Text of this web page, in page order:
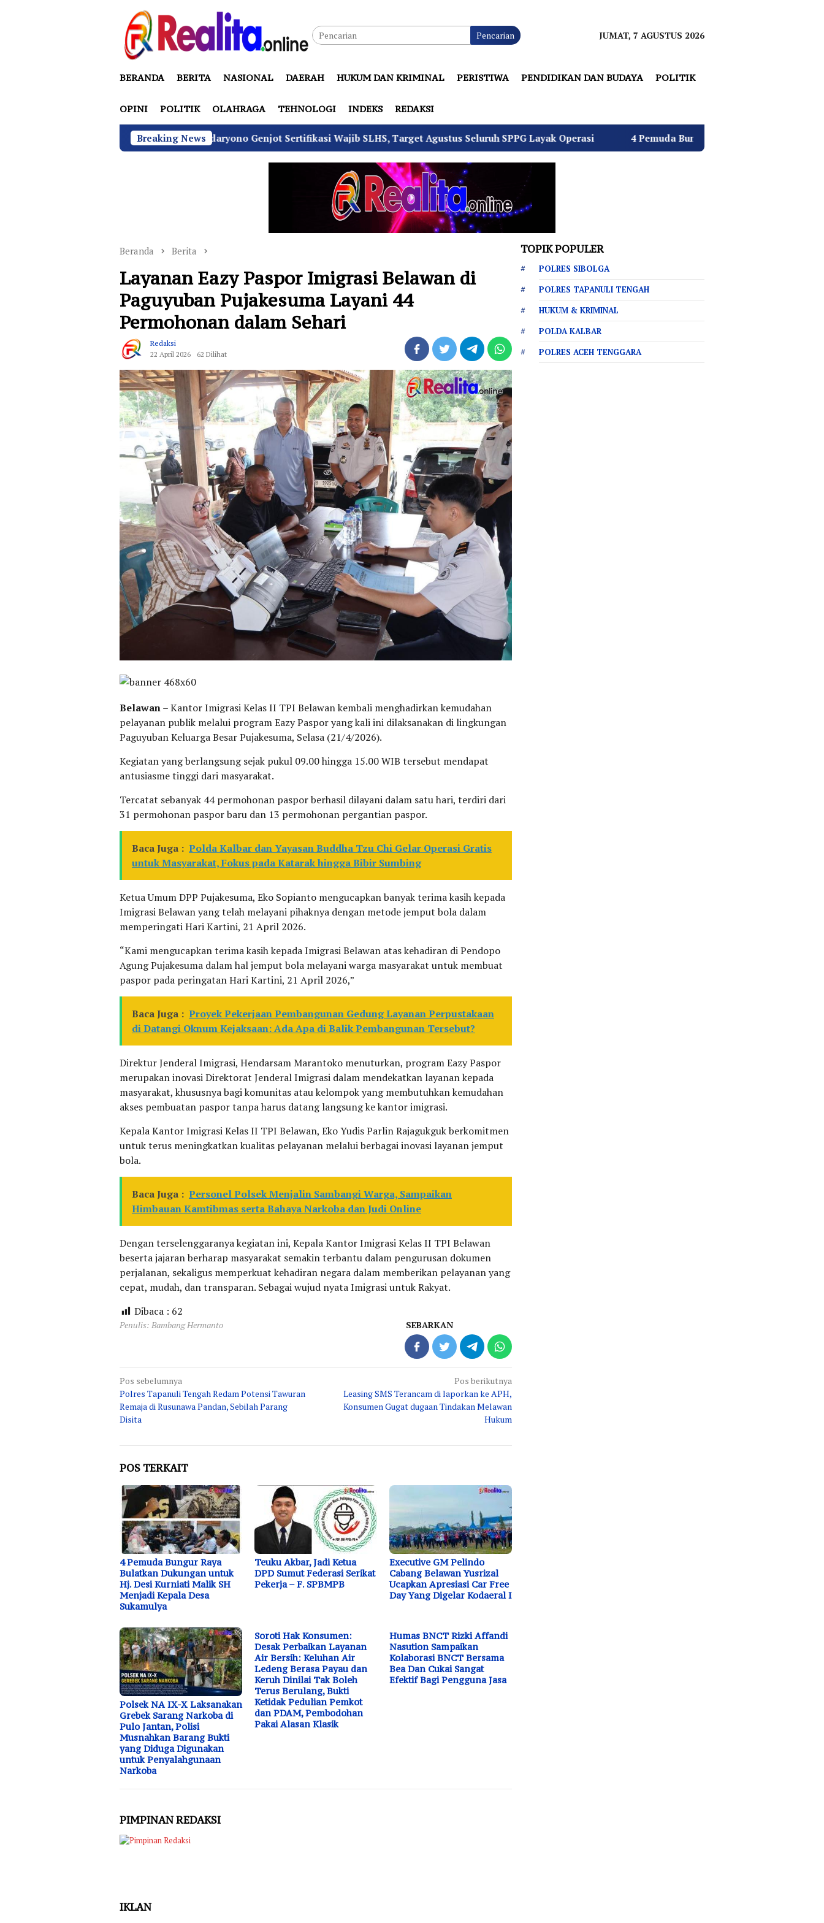
Pencarian JUMAT, 7 AGUSTUS 2026
BERANDA BERITA NASIONAL DAERAH HUKUM DAN KRIMINAL PERISTIWA PENDIDIKAN DAN BUDAYA POLITIK
OPINI POLITIK OLAHRAGA TEHNOLOGI INDEKS REDAKSI
Breaking News
BGN di Bawah Sudaryono Genjot Sertifikasi Wajib SLHS, Target Agustus Seluruh SPPG Layak Operasi 4 Pemuda Bungur Raya Bulatkan Dukungan untuk Hj.
Beranda Berita
Layanan Eazy Paspor Imigrasi Belawan di
Paguyuban Pujakesuma Layani 44
Permohonan dalam Sehari
Redaksi
22 April 2026
62 Dilihat
Belawan– Kantor Imigrasi Kelas II TPI Belawan kembali menghadirkan kemudahan
pelayanan publik melalui program Eazy Paspor yang kali ini dilaksanakan di lingkungan
Paguyuban Keluarga Besar Pujakesuma, Selasa (21/4/2026).
Kegiatan yang berlangsung sejak pukul 09.00 hingga 15.00 WIB tersebut mendapat
antusiasme tinggi dari masyarakat.
Tercatat sebanyak 44 permohonan paspor berhasil dilayani dalam satu hari, terdiri dari
31 permohonan paspor baru dan 13 permohonan pergantian paspor.
Baca Juga : Polda Kalbar dan Yayasan Buddha Tzu Chi Gelar Operasi Gratis
untuk Masyarakat, Fokus pada Katarak hingga Bibir Sumbing
Ketua Umum DPP Pujakesuma, Eko Sopianto mengucapkan banyak terima kasih kepada
Imigrasi Belawan yang telah melayani pihaknya dengan metode jemput bola dalam
memperingati Hari Kartini, 21 April 2026.
“Kami mengucapkan terima kasih kepada Imigrasi Belawan atas kehadiran di Pendopo
Agung Pujakesuma dalam hal jemput bola melayani warga masyarakat untuk membuat
paspor pada peringatan Hari Kartini, 21 April 2026,”
Baca Juga : Proyek Pekerjaan Pembangunan Gedung Layanan Perpustakaan
di Datangi Oknum Kejaksaan: Ada Apa di Balik Pembangunan Tersebut?
Direktur Jenderal Imigrasi, Hendarsam Marantoko menuturkan, program Eazy Paspor
merupakan inovasi Direktorat Jenderal Imigrasi dalam mendekatkan layanan kepada
masyarakat, khususnya bagi komunitas atau kelompok yang membutuhkan kemudahan
akses pembuatan paspor tanpa harus datang langsung ke kantor imigrasi.
Kepala Kantor Imigrasi Kelas II TPI Belawan, Eko Yudis Parlin Rajagukguk berkomitmen
untuk terus meningkatkan kualitas pelayanan melalui berbagai inovasi layanan jemput
bola.
Baca Juga : Personel Polsek Menjalin Sambangi Warga, Sampaikan
Himbauan Kamtibmas serta Bahaya Narkoba dan Judi Online
Dengan terselenggaranya kegiatan ini, Kepala Kantor Imigrasi Kelas II TPI Belawan
beserta jajaran berharap masyarakat semakin terbantu dalam pengurusan dokumen
perjalanan, sekaligus memperkuat kehadiran negara dalam memberikan pelayanan yang
cepat, mudah, dan transparan. Sebagai wujud nyata Imigrasi untuk Rakyat.
Dibaca : 62
Penulis: Bambang Hermanto SEBARKAN
Navigasi
pos
Pos sebelumnya
Polres Tapanuli Tengah Redam Potensi Tawuran
Remaja di Rusunawa Pandan, Sebilah Parang
Disita
Pos berikutnya
Leasing SMS Terancam di laporkan ke APH,
Konsumen Gugat dugaan Tindakan Melawan
Hukum
POS TERKAIT
4 Pemuda Bungur Raya
Bulatkan Dukungan untuk
Hj. Desi Kurniati Malik SH
Menjadi Kepala Desa
Sukamulya
Teuku Akbar, Jadi Ketua
DPD Sumut Federasi Serikat
Pekerja – F. SPBMPB
Executive GM Pelindo
Cabang Belawan Yusrizal
Ucapkan Apresiasi Car Free
Day Yang Digelar Kodaeral I
Polsek NA IX-X Laksanakan
Grebek Sarang Narkoba di
Pulo Jantan, Polisi
Musnahkan Barang Bukti
yang Diduga Digunakan
untuk Penyalahgunaan
Narkoba
Soroti Hak Konsumen:
Desak Perbaikan Layanan
Air Bersih: Keluhan Air
Ledeng Berasa Payau dan
Keruh Dinilai Tak Boleh
Terus Berulang, Bukti
Ketidak Pedulian Pemkot
dan PDAM, Pembodohan
Pakai Alasan Klasik
Humas BNCT Rizki Affandi
Nasution Sampaikan
Kolaborasi BNCT Bersama
Bea Dan Cukai Sangat
Efektif Bagi Pengguna Jasa
TOPIK POPULER
POLRES SIBOLGA
POLRES TAPANULI TENGAH
HUKUM & KRIMINAL
POLDA KALBAR
POLRES ACEH TENGGARA
PIMPINAN REDAKSI
IKLAN